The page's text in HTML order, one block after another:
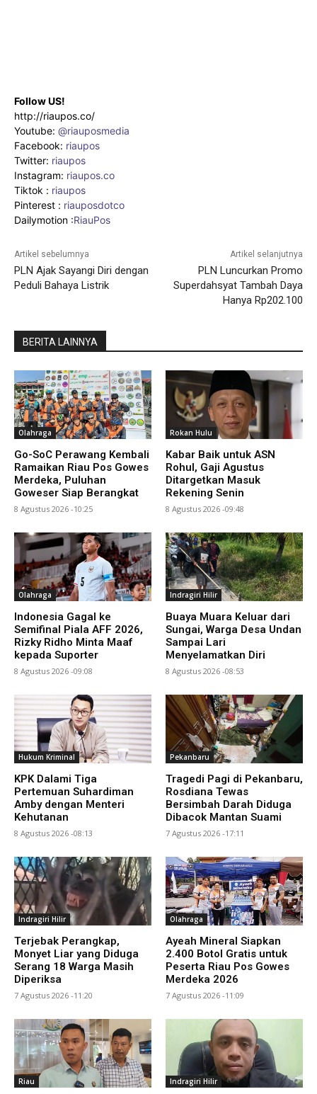
Follow US!
http://riaupos.co/
Youtube: @riauposmedia
Facebook: riaupos
Twitter: riaupos
Instagram: riaupos.co
Tiktok : riaupos
Pinterest : riauposdotco
Dailymotion :RiauPos
Artikel sebelumnya
PLN Ajak Sayangi Diri dengan
Peduli Bahaya Listrik
Artikel selanjutnya
PLN Luncurkan Promo
Superdahsyat Tambah Daya
Hanya Rp202.100
BERITA LAINNYA
Olahraga
Go-SoC Perawang Kembali
Ramaikan Riau Pos Gowes
Merdeka, Puluhan
Goweser Siap Berangkat
8 Agustus 2026 -10:25
Rokan Hulu
Kabar Baik untuk ASN
Rohul, Gaji Agustus
Ditargetkan Masuk
Rekening Senin
8 Agustus 2026 -09:48
Olahraga
Indonesia Gagal ke
Semifinal Piala AFF 2026,
Rizky Ridho Minta Maaf
kepada Suporter
8 Agustus 2026 -09:08
Indragiri Hilir
Buaya Muara Keluar dari
Sungai, Warga Desa Undan
Sampai Lari
Menyelamatkan Diri
8 Agustus 2026 -08:53
Hukum Kriminal
KPK Dalami Tiga
Pertemuan Suhardiman
Amby dengan Menteri
Kehutanan
8 Agustus 2026 -08:13
Pekanbaru
Tragedi Pagi di Pekanbaru,
Rosdiana Tewas
Bersimbah Darah Diduga
Dibacok Mantan Suami
7 Agustus 2026 -17:11
Indragiri Hilir
Terjebak Perangkap,
Monyet Liar yang Diduga
Serang 18 Warga Masih
Diperiksa
7 Agustus 2026 -11:20
Olahraga
Ayeah Mineral Siapkan
2.400 Botol Gratis untuk
Peserta Riau Pos Gowes
Merdeka 2026
7 Agustus 2026 -11:09
Riau Indragiri Hilir